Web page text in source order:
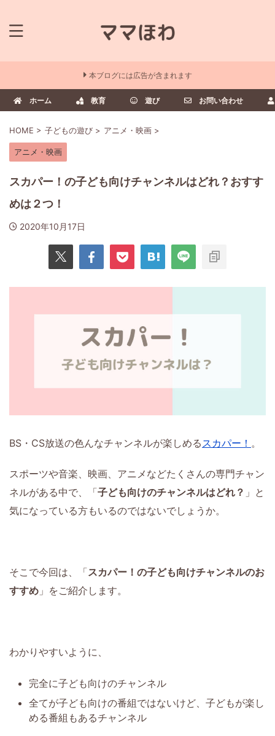
本ブログには広告が含まれます
ホーム 教育 遊び お問い合わせ
HOME > 子どもの遊び > アニメ・映画 >
アニメ・映画
スカパー！の子ども向けチャンネルはどれ？おすす
めは２つ！
2020年10月17日
BS・CS放送の色んなチャンネルが楽しめるスカパー！ 。
スポーツや音楽、映画、アニメなどたくさんの専門チャン
ネルがある中で、「子ども向けのチャンネルはどれ？ 」と
気になっている方もいるのではないでしょうか。
そこで今回は、「スカパー！の子ども向けチャンネルのお
すすめ 」をご紹介します。
わかりやすいように、
完全に子ども向けのチャンネル
全てが子ども向けの番組ではないけど、子どもが楽し
める番組もあるチャンネル